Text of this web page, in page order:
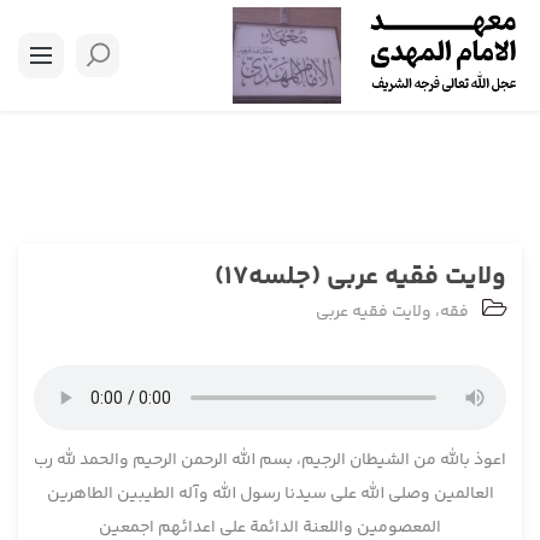
ولایت فقیه عربی (جلسه17)
فقه، ولایت فقیه عربی
اعوذ بالله من الشیطان الرجیم، بسم الله الرحمن الرحیم والحمد لله رب
العالمین وصلی الله علی سیدنا رسول الله وآله الطیبین الطاهرین
المعصومین واللعنة الدائمة علی اعدائهم اجمعین